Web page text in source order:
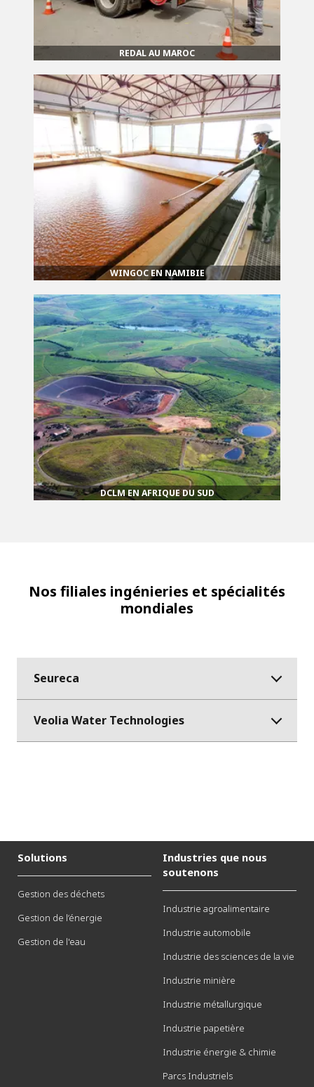
REDAL AU MAROC
WINGOC EN NAMIBIE
DCLM EN AFRIQUE DU SUD
Nos filiales ingénieries et spécialités
mondiales
Seureca
Veolia Water Technologies
Solutions
Gestion des déchets
Gestion de l’énergie
Gestion de l'eau
Industries que nous
soutenons
Industrie agroalimentaire
Industrie automobile
Industrie des sciences de la vie
Industrie minière
Industrie métallurgique
Industrie papetière
Industrie énergie & chimie
Parcs Industriels